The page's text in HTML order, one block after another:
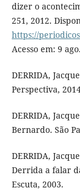
dizer o
251, 2012.
https://
Acesso em: 9
DERRIDA,
Perspectiva,
DERRIDA,
Bernardo. São
DERRIDA,
Derrida a falar
Escuta, 2003.